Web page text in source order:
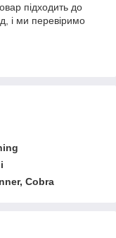
підходить до
і ми перевіримо
Cobra